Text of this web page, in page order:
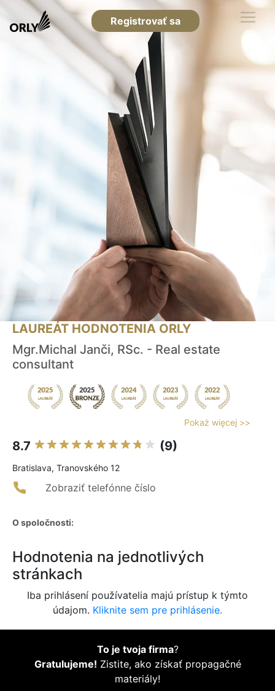
Registrovať sa
LAUREÁT HODNOTENIA ORLY
Mgr.Michal Janči, RSc. - Real estate
consultant
Pokaż więcej >>
8.7 (9)
Bratislava, Tranovského 12
Zobraziť telefónne číslo
O spoločnosti:
Hodnotenia na jednotlivých
stránkach
Iba prihlásení používatelia majú prístup k týmto
údajom. Kliknite sem pre prihlásenie.
To je tvoja firma?
Gratulujeme! Zistite, ako získať propagačné
materiály!